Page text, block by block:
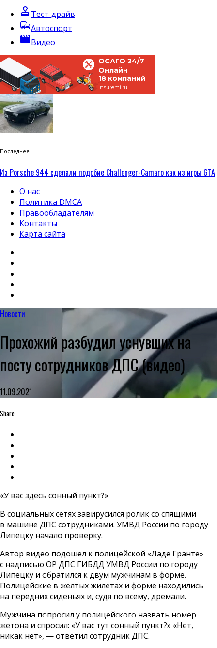
approval Тест-драйв
commuteАвтоспорт
movieВидео
ОСАГО 24/7
Онлайн
18 компаний
insuremi.ru
Последнее
Из Porsche 944 сделали подобие Challenger-Camaro как из игры GTA
О нас
Политика DMCA
Правообладателям
Контакты
Карта сайта
Новости
Прохожий разбудил уснувших на
посту сотрудников ДПС (видео)
11.09.2021
Share
«У вас здесь сонный пункт?»
В социальных сетях завирусился ролик со спящими
в машине ДПС сотрудниками. УМВД России по городу
Липецку начало проверку.
Автор видео подошел к полицейской «Ладе Гранте»
с надписью ОР ДПС ГИБДД УМВД России по городу
Липецку и обратился к двум мужчинам в форме.
Полицейские в желтых жилетах и форме находились
на передних сиденьях и, судя по всему, дремали.
Мужчина попросил у полицейского назвать номер
жетона и спросил: «У вас тут сонный пункт?» «Нет,
никак нет», — ответил сотрудник ДПС.